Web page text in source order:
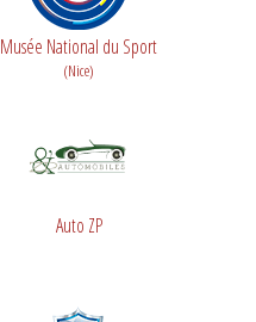
Musée National du Sport
(Nice)
Auto ZP